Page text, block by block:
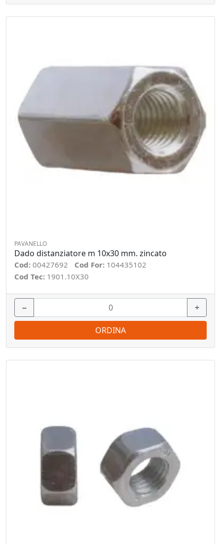
PAVANELLO
Dado distanziatore m 10x30 mm. zincato
Cod: 00427692 Cod For: 104435102
Cod Tec: 1901.10X30
− +
ORDINA